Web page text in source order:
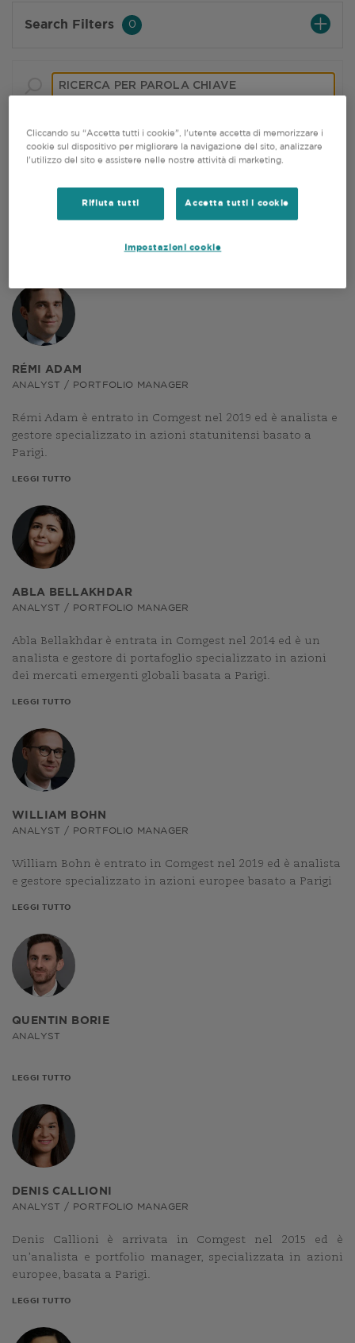
Search Filters 0
CERCA
RÉMI ADAM
ANALYST / PORTFOLIO MANAGER
Rémi Adam è entrato in Comgest nel 2019 ed è analista e
gestore specializzato in azioni statunitensi basato a
Parigi.
LEGGI TUTTO
ABLA BELLAKHDAR
ANALYST / PORTFOLIO MANAGER
Abla Bellakhdar è entrata in Comgest nel 2014 ed è un
analista e gestore di portafoglio specializzato in azioni
dei mercati emergenti globali basata a Parigi.
LEGGI TUTTO
WILLIAM BOHN
ANALYST / PORTFOLIO MANAGER
William Bohn è entrato in Comgest nel 2019 ed è analista
e gestore specializzato in azioni europee basato a Parigi
LEGGI TUTTO
QUENTIN BORIE
ANALYST
LEGGI TUTTO
DENIS CALLIONI
ANALYST / PORTFOLIO MANAGER
Denis Callioni è arrivata in Comgest nel 2015 ed è
un’analista e portfolio manager, specializzata in azioni
europee, basata a Parigi.
LEGGI TUTTO
Cliccando su “Accetta tutti i cookie”, l'utente accetta di memorizzare i
cookie sul dispositivo per migliorare la navigazione del sito, analizzare
l'utilizzo del sito e assistere nelle nostre attività di marketing.
Rifiuta tutti Accetta tutti i cookie
Impostazioni cookie